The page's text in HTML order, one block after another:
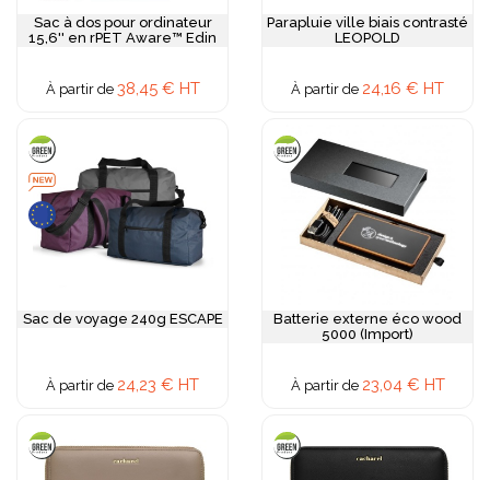
Sac à dos pour ordinateur
15,6'' en rPET Aware™ Edin
À partir de 38,45 € HT
Parapluie ville biais contrasté
LEOPOLD
À partir de 24,16 € HT
Sac de voyage 240g ESCAPE
À partir de 24,23 € HT
Batterie externe éco wood
5000 (Import)
À partir de 23,04 € HT